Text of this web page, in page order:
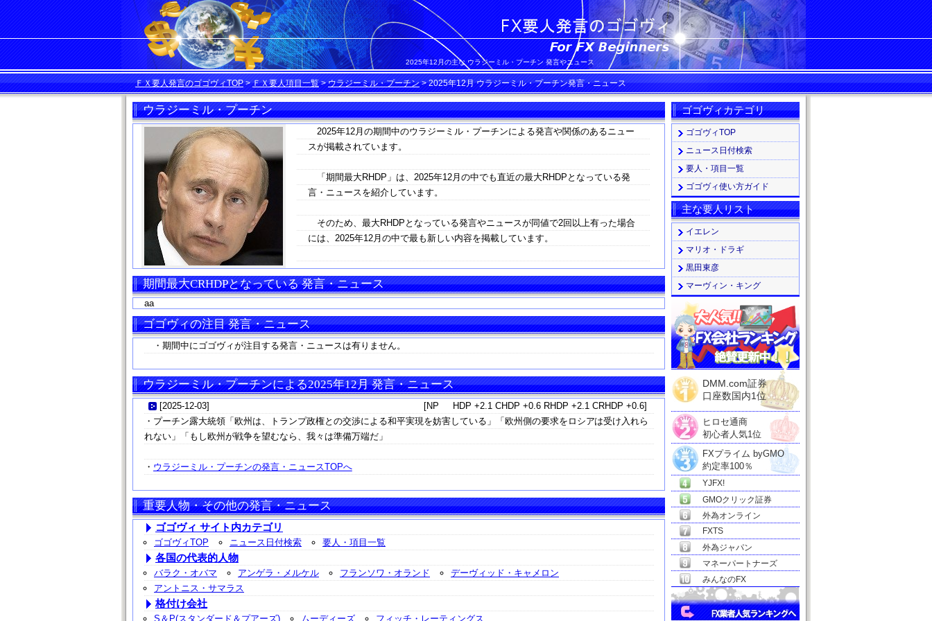
2025年12月の主な ウラジーミル・プーチン 発言やニュース
ＦＸ要人発言のゴゴヴィTOP>ＦＸ要人項目一覧>ウラジーミル・プーチン>2025年12月 ウラジーミル・プーチン発言・ニュース
ウラジーミル・プーチン
2025年12月の期間中のウラジーミル・プーチンによる発言や関係のあるニュー
スが掲載されています。
「期間最大RHDP」は、2025年12月の中でも直近の最大RHDPとなっている発
言・ニュースを紹介しています。
そのため、最大RHDPとなっている発言やニュースが同値で2回以上有った場合
には、2025年12月の中で最も新しい内容を掲載しています。
期間最大CRHDPとなっている 発言・ニュース
aa
ゴゴヴィの注目 発言・ニュース
・期間中にゴゴヴィが注目する発言・ニュースは有りません。
ウラジーミル・プーチンによる2025年12月 発言・ニュース
[2025-12-03]
[NP HDP +2.1 CHDP +0.6 RHDP +2.1 CRHDP +0.6]
・プーチン露大統領「欧州は、トランプ政権との交渉による和平実現を妨害している」「欧州側の要求をロシアは受け入れら
れない」「もし欧州が戦争を望むなら、我々は準備万端だ」
・ ウラジーミル・プーチンの発言・ニュースTOPへ
重要人物・その他の発言・ニュース
ゴゴヴィ サイト内カテゴリ
ゴゴヴィTOP ニュース日付検索 要人・項目一覧
各国の代表的人物
バラク・オバマ アンゲラ・メルケル フランソワ・オランド
デーヴィッド・キャメロン
アントニス・サマラス
格付け会社
S＆P(スタンダード＆プアーズ) ムーディーズ フィッチ・レーティングス
ゴゴヴィカテゴリ
ゴゴヴィTOP
ニュース日付検索
要人・項目一覧
ゴゴヴィ使い方ガイド
主な要人リスト
イエレン
マリオ・ドラギ
黒田東彦
マーヴィン・キング
DMM.com証券
口座数国内1位
ヒロセ通商
初心者人気1位
FXプライム byGMO
約定率100％
YJFX!
GMOクリック証券
外為オンライン
FXTS
外為ジャパン
マネーパートナーズ
みんなのFX